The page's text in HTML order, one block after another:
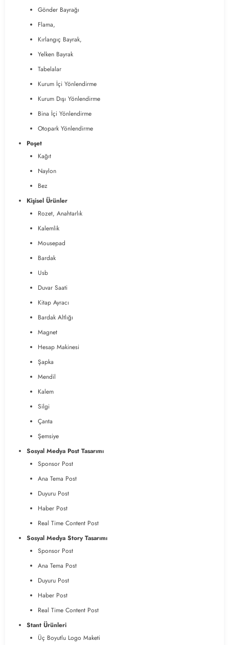
Gönder Bayrağı
Flama,
Kırlangıç Bayrak,
Yelken Bayrak
Tabelalar
Kurum İçi Yönlendirme
Kurum Dışı Yönlendirme
Bina İçi Yönlendirme
Otopark Yönlendirme
Poşet
Kağıt
Naylon
Bez
Kişisel Ürünler
Rozet, Anahtarlık
Kalemlik
Mousepad
Bardak
Usb
Duvar Saati
Kitap Ayracı
Bardak Altlığı
Magnet
Hesap Makinesi
Şapka
Mendil
Kalem
Silgi
Çanta
Şemsiye
Sosyal Medya Post Tasarımı
Sponsor Post
Ana Tema Post
Duyuru Post
Haber Post
Real Time Content Post
Sosyal Medya Story Tasarımı
Sponsor Post
Ana Tema Post
Duyuru Post
Haber Post
Real Time Content Post
Stant Ürünleri
Üç Boyutlu Logo Maketi